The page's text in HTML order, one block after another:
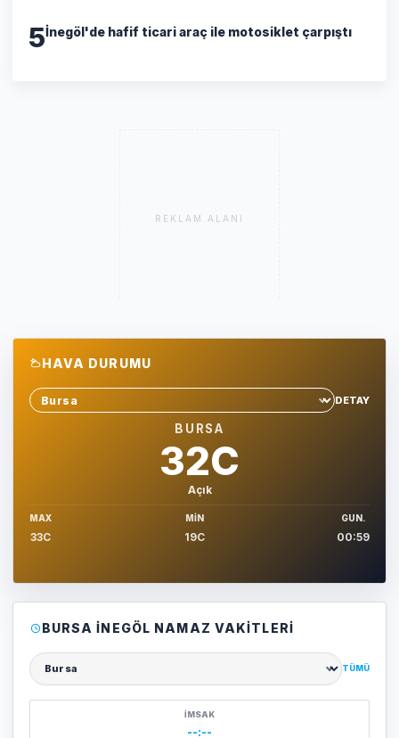
5İnegöl'de hafif ticari araç ile motosiklet çarpıştı
REKLAM ALANI
HAVA DURUMU
Sehir sec
DETAY
BURSA
32C
Açık
MAX
33C
MIN
19C
GUN.
00:59
BURSA İNEGÖL NAMAZ VAKITLERI
Şehir seçin
TÜMÜ
İMSAK
--:--